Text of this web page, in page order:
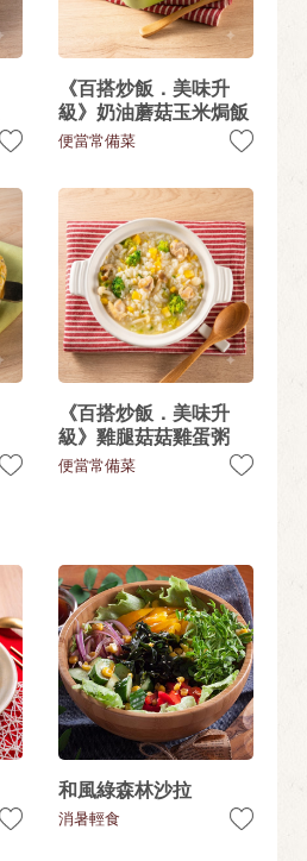
《百搭炒飯．美味升
級》奶油蘑菇玉米焗飯
便當常備菜
《百搭炒飯．美味升
級》雞腿菇菇雞蛋粥
便當常備菜
和風綠森林沙拉
消暑輕食